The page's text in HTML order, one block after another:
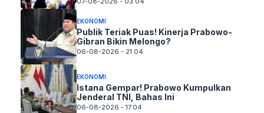
EKONOMI
Publik Teriak Puas! Kinerja Prabowo-
Gibran Bikin Melongo?
06-08-2026 - 21.04
EKONOMI
Istana Gempar! Prabowo Kumpulkan
Jenderal TNI, Bahas Ini
06-08-2026 - 17.04